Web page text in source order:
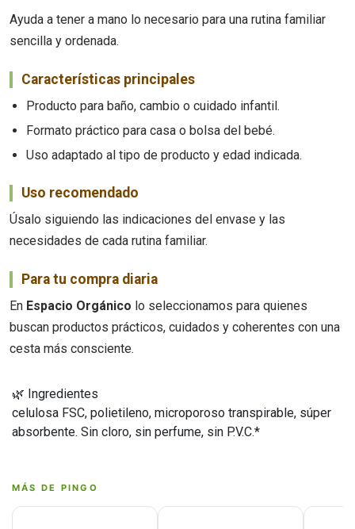
Ayuda a tener a mano lo necesario para una rutina familiar
sencilla y ordenada.
Características principales
Producto para baño, cambio o cuidado infantil.
Formato práctico para casa o bolsa del bebé.
Uso adaptado al tipo de producto y edad indicada.
Uso recomendado
Úsalo siguiendo las indicaciones del envase y las
necesidades de cada rutina familiar.
Para tu compra diaria
En Espacio Orgánico lo seleccionamos para quienes
buscan productos prácticos, cuidados y coherentes con una
cesta más consciente.
🌿 Ingredientes
celulosa FSC, polietileno, microporoso transpirable, súper
absorbente. Sin cloro, sin perfume, sin P.V.C.*
MÁS DE PINGO